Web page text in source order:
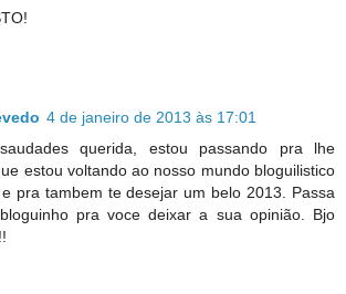
4 de janeiro de 2013 às 17:01
querida, estou passando pra lhe
estou voltando ao nosso mundo bloguilistico
pra tambem te desejar um belo 2013. Passa
pra voce deixar a sua opinião. Bjo